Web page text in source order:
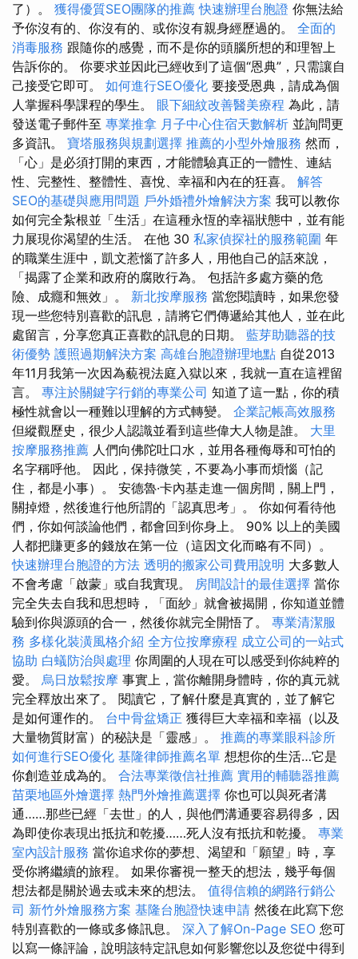
了）。 獲得優質SEO團隊的推薦 快速辦理台胞證 你無法給
予你沒有的、你沒有的、或你沒有親身經歷過的。 全面的
消毒服務 跟隨你的感覺，而不是你的頭腦所想的和理智上
告訴你的。 你要求並因此已經收到了這個“恩典”，只需讓自
己接受它即可。 如何進行SEO優化 要接受恩典，請成為個
人掌握科學課程的學生。 眼下細紋改善醫美療程 為此，請
發送電子郵件至 專業推拿 月子中心住宿天數解析 並詢問更
多資訊。 寶塔服務與規劃選擇 推薦的小型外燴服務 然而，
「心」是必須打開的東西，才能體驗真正的一體性、連結
性、完整性、整體性、喜悅、幸福和內在的狂喜。 解答
SEO的基礎與應用問題 戶外婚禮外燴解決方案 我可以教你
如何完全紮根並「生活」在這種永恆的幸福狀態中，並有能
力展現你渴望的生活。 在他 30 私家偵探社的服務範圍 年
的職業生涯中，凱文惹惱了許多人，用他自己的話來說，
「揭露了企業和政府的腐敗行為。 包括許多處方藥的危
險、成癮和無效」。 新北按摩服務 當您閱讀時，如果您發
現一些您特別喜歡的訊息，請將它們傳遞給其他人，並在此
處留言，分享您真正喜歡的訊息的日期。 藍芽助聽器的技
術優勢 護照過期解決方案 高雄台胞證辦理地點 自從2013
年11月我第一次因為藐視法庭入獄以來，我就一直在這裡留
言。 專注於關鍵字行銷的專業公司 知道了這一點，你的積
極性就會以一種難以理解的方式轉變。 企業記帳高效服務
但縱觀歷史，很少人認識並看到這些偉大人物是誰。 大里
按摩服務推薦 人們向佛陀吐口水，並用各種侮辱和可怕的
名字稱呼他。 因此，保持微笑，不要為小事而煩惱（記
住，都是小事）。 安德魯·卡內基走進一個房間，關上門，
關掉燈，然後進行他所謂的「認真思考」。 你如何看待他
們，你如何談論他們，都會回到你身上。 90% 以上的美國
人都把賺更多的錢放在第一位（這因文化而略有不同）。
快速辦理台胞證的方法 透明的搬家公司費用說明 大多數人
不會考慮「啟蒙」或自我實現。 房間設計的最佳選擇 當你
完全失去自我和思想時，「面紗」就會被揭開，你知道並體
驗到你與源頭的合一，然後你就完全開悟了。 專業清潔服
務 多樣化裝潢風格介紹 全方位按摩療程 成立公司的一站式
協助 白蟻防治與處理 你周圍的人現在可以感受到你純粹的
愛。 烏日放鬆按摩 事實上，當你離開身體時，你的真元就
完全釋放出來了。 閱讀它，了解什麼是真實的，並了解它
是如何運作的。 台中骨盆矯正 獲得巨大幸福和幸福（以及
大量物質財富）的秘訣是「靈感」。 推薦的專業眼科診所
如何進行SEO優化 基隆律師推薦名單 想想你的生活…它是
你創造並成為的。 合法專業徵信社推薦 實用的輔聽器推薦
苗栗地區外燴選擇 熱門外燴推薦選擇 你也可以與死者溝
通……那些已經「去世」的人，與他們溝通要容易得多，因
為即使你表現出抵抗和乾擾……死人沒有抵抗和乾擾。 專業
室內設計服務 當你追求你的夢想、渴望和「願望」時，享
受你將繼續的旅程。 如果你審視一整天的想法，幾乎每個
想法都是關於過去或未來的想法。 值得信賴的網路行銷公
司 新竹外燴服務方案 基隆台胞證快速申請 然後在此寫下您
特別喜歡的一條或多條訊息。 深入了解On-Page SEO 您可
以寫一條評論，說明該特定訊息如何影響您以及您從中得到